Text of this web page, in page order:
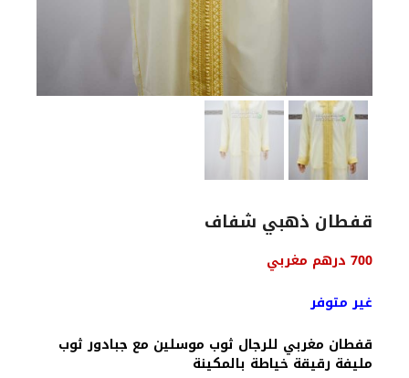
قفطان ذهبي شفاف
السعر
هو:
770 درهم
مغربي.
700 درهم مغربي
مغربي.
غير متوفر
قفطان مغربي للرجال ثوب موسلين مع جبادور ثوب
مليفة رقيقة خياطة بالمكينة